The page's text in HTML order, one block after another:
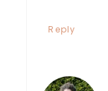
Reply